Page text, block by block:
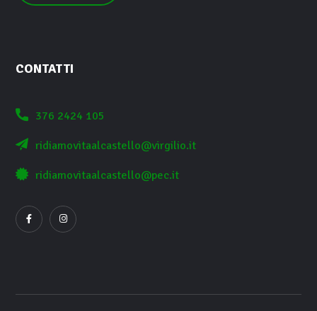
CONTATTI
376 2424 105
ridiamovitaalcastello@virgilio.it
ridiamovitaalcastello@pec.it